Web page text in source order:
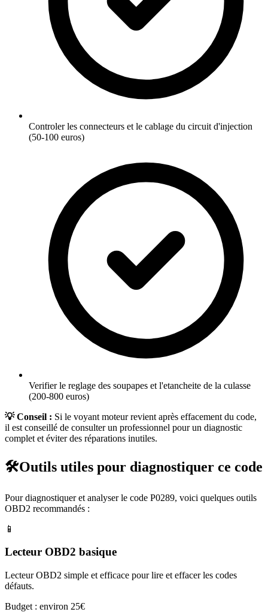
Controler les connecteurs et le cablage du circuit d'injection
(50-100 euros)
Verifier le reglage des soupapes et l'etancheite de la culasse
(200-800 euros)
💡 Conseil : Si le voyant moteur revient après effacement du code,
il est conseillé de consulter un professionnel pour un diagnostic
complet et éviter des réparations inutiles.
🛠️Outils utiles pour diagnostiquer ce code
Pour diagnostiquer et analyser le code P0289, voici quelques outils
OBD2 recommandés :
📱
Lecteur OBD2 basique
Lecteur OBD2 simple et efficace pour lire et effacer les codes
défauts.
Budget : environ 25€